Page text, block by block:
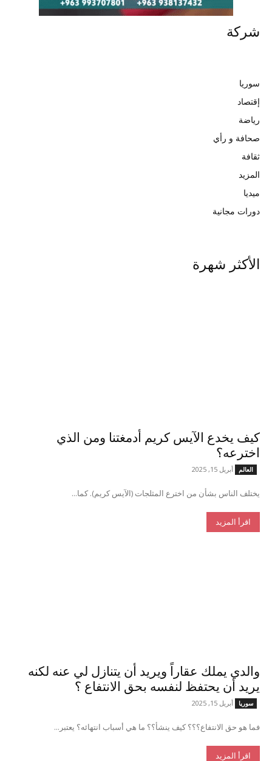
شركة
سوريا
إقتصاد
رياضة
صحافة و رأي
ثقافة
المزيد
ميديا
دورات مجانية
الأكثر شهرة
كيف يخدع الآيس كريم أدمغتنا ومن الذي
اخترعه؟
العالم أبريل 15, 2025
يختلف الناس بشأن من اخترع المثلجات (الآيس كريم). كما...
اقرأ المزيد
والدي يملك عقاراً ويريد أن يتنازل لي عنه لكنه
يريد أن يحتفظ لنفسه بحق الانتفاع ؟
سوريا أبريل 15, 2025
فما هو حق الانتفاع؟؟؟ كيف ينشأ؟؟ ما هي أسباب انتهائه؟ يعتبر...
اقرأ المزيد